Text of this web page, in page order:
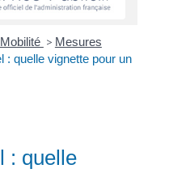
> Mesures
: quelle vignette pour un
: quelle